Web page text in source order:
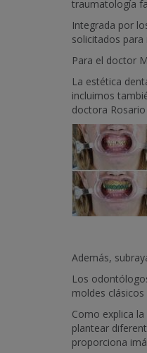
traumatología
Integrada por
solicitados
Para el doctor
La estética
incluimos
doctora
Además,
Los
moldes clásicos
Como explica
plantear
proporciona